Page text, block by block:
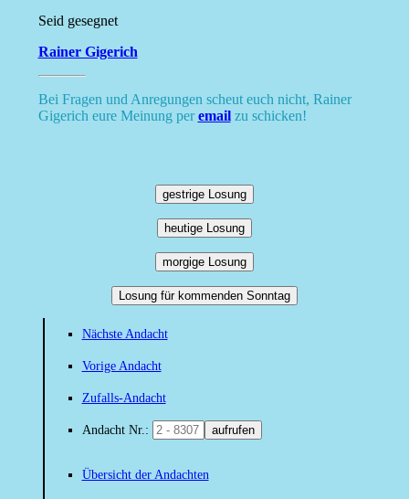
Seid gesegnet
Rainer Gigerich
Bei Fragen und Anregungen scheut euch nicht, Rainer
Gigerich eure Meinung peremailzu schicken!
gestrige Losung
heutige Losung
morgige Losung
Losung für kommenden Sonntag
Nächste Andacht
Vorige Andacht
Zufalls-Andacht
Andacht Nr.: aufrufen
Übersicht der Andachten